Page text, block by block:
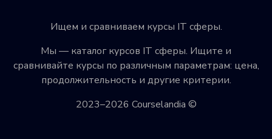
Ищем и сравниваем курсы IT сферы.
Мы — каталог курсов IT сферы. Ищите и
сравнивайте курсы по различным параметрам: цена,
продолжительность и другие критерии.
2023–2026 Courselandia ©